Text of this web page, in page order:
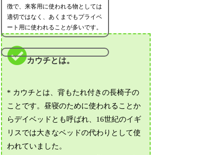
徴で、来客用に使われる物としては
適切ではなく、あくまでもプライベ
ート用に使われることが多いです。
カウチとは。
* カウチとは、背もたれ付きの長椅子の
ことです。昼寝のために使われることか
らデイベッドとも呼ばれ、16世紀のイギ
リスでは大きなベッドの代わりとして使
われていました。